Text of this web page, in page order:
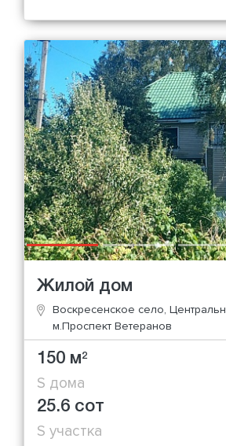
Жилой дом
Воскресенское село,
м.Проспект Ветеранов
150 м2
S дома
25.6 сот
S участка